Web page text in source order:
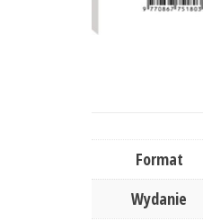
Format
Wydanie